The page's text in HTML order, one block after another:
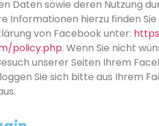
Daten sowie deren Nutzung
Informationen hierzu finden Sie
von Facebook unter:
policy.php. Wenn Sie nicht
unserer Seiten Ihrem
Sie sich bitte aus Ihrem